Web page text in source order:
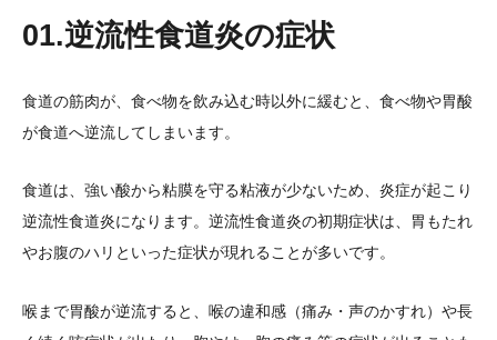
01.逆流性食道炎の症状
食道の筋肉が、食べ物を飲み込む時以外に緩むと、食べ物や胃酸
が食道へ逆流してしまいます。
食道は、強い酸から粘膜を守る粘液が少ないため、炎症が起こり
逆流性食道炎になります。逆流性食道炎の初期症状は、胃もたれ
やお腹のハリといった症状が現れることが多いです。
喉まで胃酸が逆流すると、喉の違和感（痛み・声のかすれ）や長